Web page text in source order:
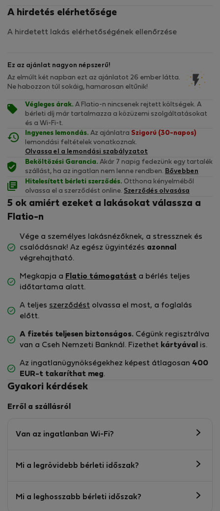
A hirdetés elérhetősége
A hirdetett lakás elérhetőségének ellenőrzése
Ez az ajánlat nagyon népszerű!
Az elmúlt két napban ezt az ajánlatot 26 ember látta.
Ne habozzon túl sokáig, hamarosan eltűnik!
Végleges árak. A Flatio-n nincsenek rejtett költségek. A
bérleti díj már tartalmazza a közüzemi szolgáltatásokat
és a Wi-Fi-t.
Ingyenes lemondás. Az ajánlatra Szigorú (30-napos)
lemondási feltételek vonatkoznak.
Olvassa el a lemondási szabályzatot
Beköltözési Garancia. Akár 7 napig fedezünk egy tartalék
szállást, ha az ingatlan nem lenne rendben. Bővebben
Hitelesített bérleti szerződés. Otthona kényelméből
olvassa el a szerződést online. Szerződés olvasása
5 ok amiért ezeket a lakásokat válassza a
Flatio-n
Vége a személyes lakásnézőknek, a stressznek és
csalódásnak! Az egész ügyintézés azonnal
végrehajtható.
Megkapja a Flatio támogatást a bérlés teljes
időtartama alatt.
A teljes szerződést olvassa el most, a foglalás
előtt.
A fizetés teljesen biztonságos. Cégünk regisztrálva
van a Cseh Nemzeti Banknál. Fizethet kártyával is.
Az ingatlanügynökségekhez képest átlagosan 400
EUR-t takaríthat meg.
Gyakori kérdések
Erről a szállásról
Van az ingatlanban Wi-Fi?
Mi a legrövidebb bérleti időszak?
Mi a leghosszabb bérleti időszak?